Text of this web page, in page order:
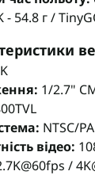
- 54.8 г /
1/2.7"
NTSC/
відео:
/